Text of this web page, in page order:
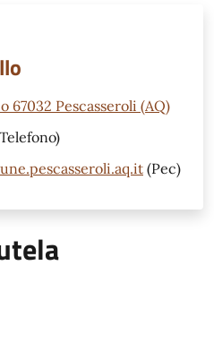
67032 Pescasseroli (AQ)
(Pec)